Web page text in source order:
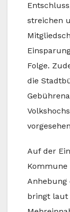
streichen
Folge.
die
Auf der
Kommune
Anhebung
bringt laut